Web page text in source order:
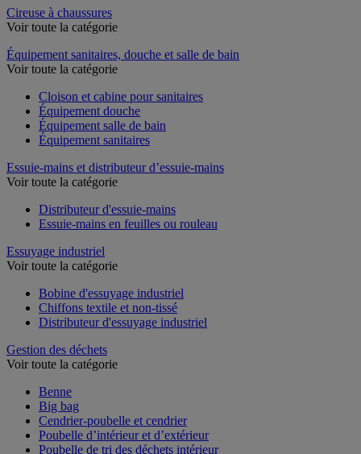
Cireuse à chaussures
Voir toute la catégorie
Équipement sanitaires, douche et salle de bain
Voir toute la catégorie
Cloison et cabine pour sanitaires
Équipement douche
Équipement salle de bain
Équipement sanitaires
Essuie-mains et distributeur d’essuie-mains
Voir toute la catégorie
Distributeur d'essuie-mains
Essuie-mains en feuilles ou rouleau
Essuyage industriel
Voir toute la catégorie
Bobine d'essuyage industriel
Chiffons textile et non-tissé
Distributeur d'essuyage industriel
Gestion des déchets
Voir toute la catégorie
Benne
Big bag
Cendrier-poubelle et cendrier
Poubelle d’intérieur et d’extérieur
Poubelle de tri des déchets intérieur